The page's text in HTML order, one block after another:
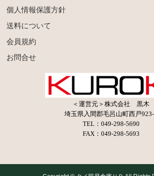
個人情報保護方針
送料について
会員規約
お問合せ
＜運営元＞株式会社 黒木
埼玉県入間郡毛呂山町西戸923-
TEL：049-298-5690
FAX：049-298-5693